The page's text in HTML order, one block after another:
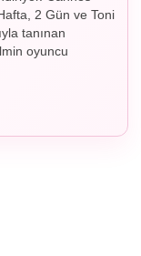
2 Gün ve Toni
tanınan
oyuncu